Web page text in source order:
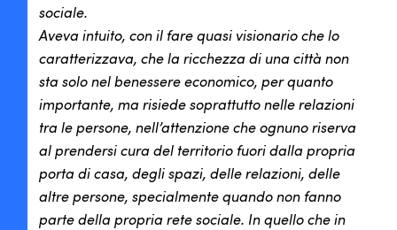
sociale.
Aveva intuito, con il fare quasi visionario che lo
caratterizzava, che la ricchezza di una città non
sta solo nel benessere economico, per quanto
importante, ma risiede soprattutto nelle relazioni
tra le persone, nell’attenzione che ognuno riserva
al prendersi cura del territorio fuori dalla propria
porta di casa, degli spazi, delle relazioni, delle
altre persone, specialmente quando non fanno
parte della propria rete sociale. In quello che in